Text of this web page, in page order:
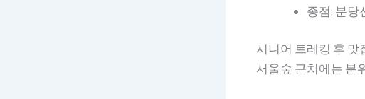
종점: 분당
시니어 트레킹 후 맛
서울숲 근처에는 분